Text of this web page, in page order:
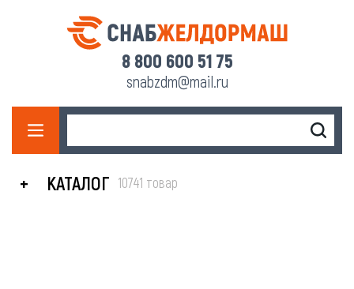
8 800 600 51 75
snabzdm@mail.ru
КАТАЛОГ 10741 товар